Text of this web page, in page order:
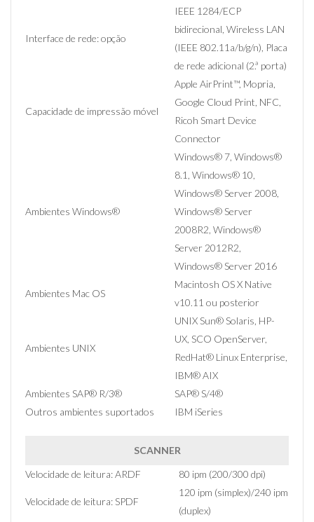
Interface de rede: opção
IEEE 1284/ECP
bidirecional, Wireless LAN
(IEEE 802.11a/b/g/n), Placa
de rede adicional (2.ª porta)
Capacidade de impressão móvel
Apple AirPrint™, Mopria,
Google Cloud Print, NFC,
Ricoh Smart Device
Connector
Ambientes Windows®
Windows® 7, Windows®
8.1, Windows® 10,
Windows® Server 2008,
Windows® Server
2008R2, Windows®
Server 2012R2,
Windows® Server 2016
Ambientes Mac OS
Macintosh OS X Native
v10.11 ou posterior
Ambientes UNIX
UNIX Sun® Solaris, HP-
UX, SCO OpenServer,
RedHat® Linux Enterprise,
IBM® AIX
Ambientes SAP® R/3®
SAP® S/4®
Outros ambientes suportados
IBM iSeries
SCANNER
Velocidade de leitura: ARDF
80 ipm (200/300 dpi)
Velocidade de leitura: SPDF
120 ipm (simplex)/240 ipm
(duplex)